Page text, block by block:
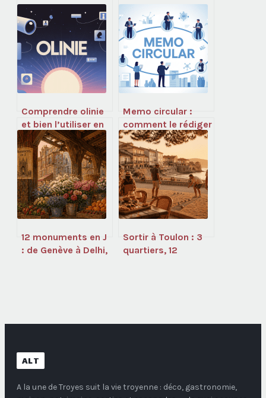
Comprendre olinie
et bien l’utiliser en
français aujourd’hui
Memo circular :
comment le rédiger
et l’utiliser
efficacement
12 monuments en J
: de Genève à Delhi,
Sortir à Toulon : 3
quartiers, 12
ALT
A la une de Troyes suit la vie troyenne : déco, gastronomie,